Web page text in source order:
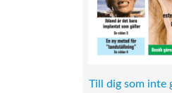
Till dig som inte